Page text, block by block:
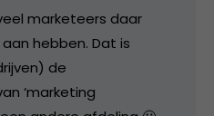
marketeers daar
hebben. Dat is
de
‘marketing